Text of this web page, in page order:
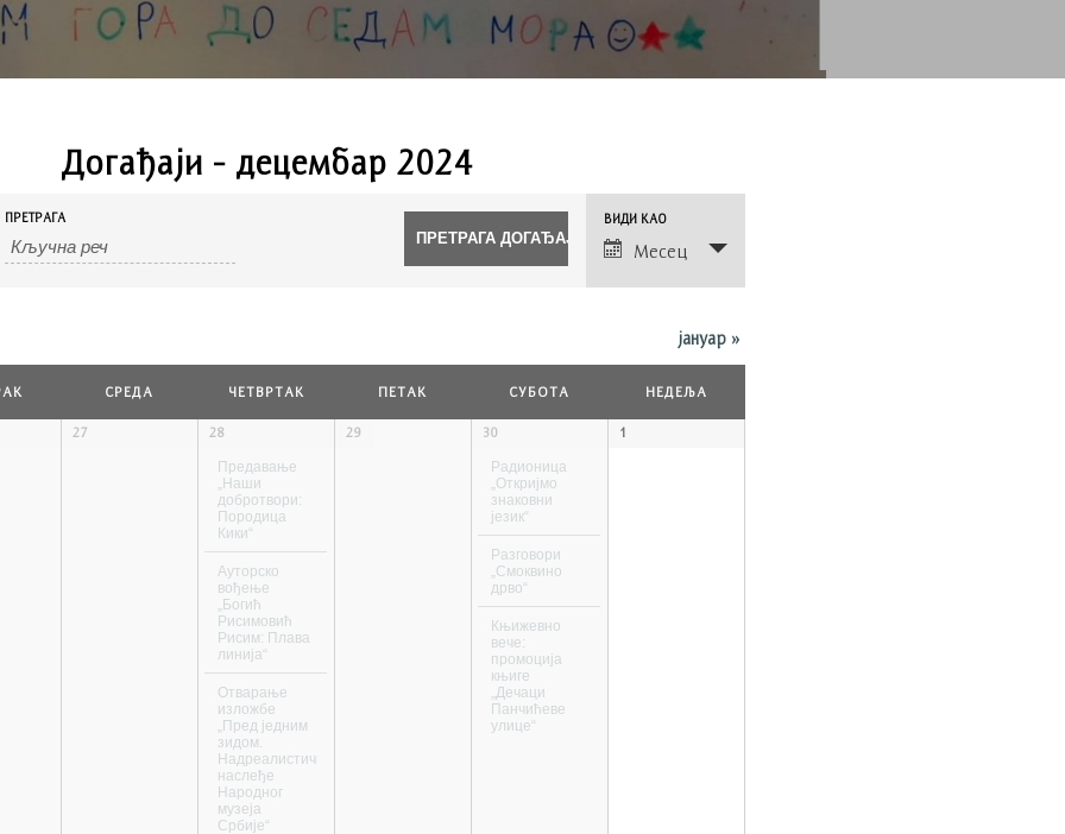
Догађаји - децембар 2024
ПРЕТРАГА
Догађај
Views
ВИДИ КАО
Месец
јануар »
СРЕДА ЧЕТВРТАК ПЕТАК СУБОТА НЕДЕЉА
27 28
Предавање
„Наши
добротвори:
Породица
Кики“
Ауторско
вођење
„Богић
Рисимовић
Рисим: Плава
линија“
Отварање
изложбе
„Пред једним
зидом.
Надреалистичко
наслеђе
Народног
музеја
Србије“
29 30
Радионица
„Откријмо
знаковни
језик“
Разговори
„Смоквино
дрво“
Књижевно
вече:
промоција
књиге
„Дечаци
Панчићеве
улице“
1